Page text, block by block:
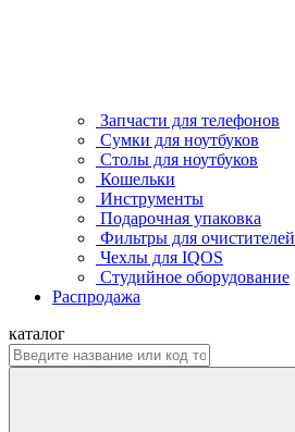
Запчасти для телефонов
Сумки для ноутбуков
Столы для ноутбуков
Кошельки
Инструменты
Подарочная упаковка
Фильтры для очистителей
Чехлы для IQOS
Студийное оборудование
Распродажа
каталог